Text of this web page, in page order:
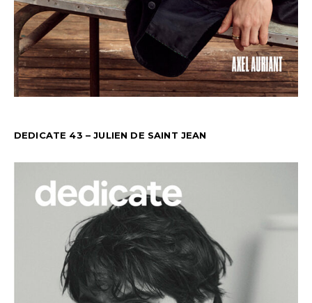
DEDICATE 43 – JULIEN DE SAINT JEAN